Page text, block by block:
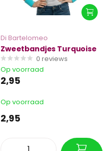
Di Bartelomeo
Zweetbandjes Turquoise
0 reviews
Op voorraad
2,95
Op voorraad
2,95